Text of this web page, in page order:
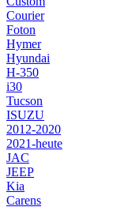
Courier
Foton
Hymer
Hyundai
H-350
i30
Tucson
ISUZU
2012-2020
2021-heute
JAC
JEEP
Kia
Carens